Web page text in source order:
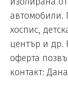
автомобили.
хоспис,
център и др.
оферта
контакт: